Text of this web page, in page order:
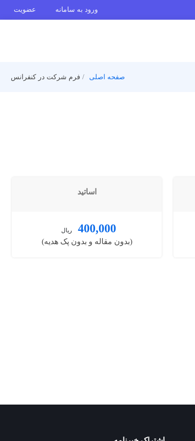
ورود به سامانه عضویت
صفحه اصلی فرم شرکت در کنفرانس
اساتید
400,000 ریال
(بدون مقاله و بدون پک هدیه)